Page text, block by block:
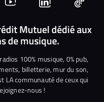
Nous
rejoindre
sur
YouTube
Nous
rejoindre
sur
Linkedin
Nous
Mutuel dédié aux
de musique.
100% musique, 0% pub,
billetterie, mur du son,
LA communauté de ceux qui
nous !